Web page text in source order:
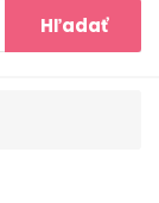
Hľadať